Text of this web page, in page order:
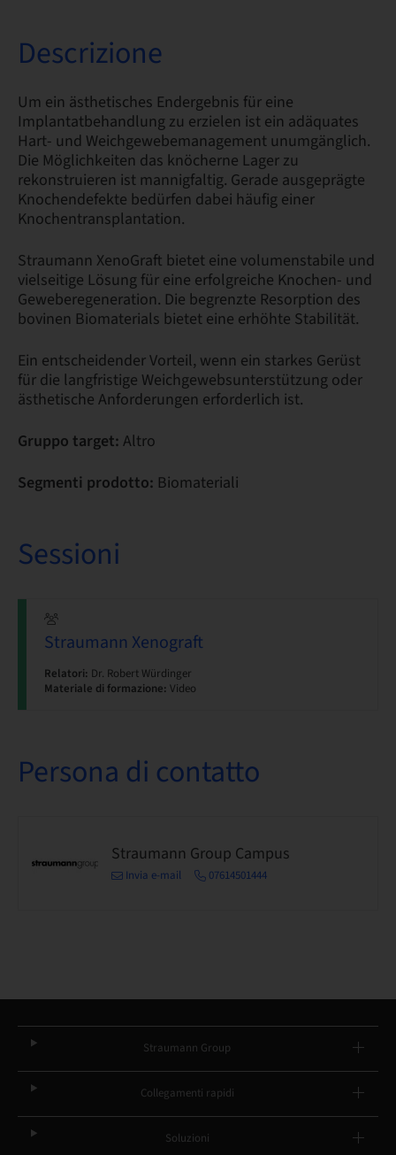
Descrizione
Um ein ästhetisches Endergebnis für eine
Implantatbehandlung zu erzielen ist ein adäquates
Hart- und Weichgewebemanagement unumgänglich.
Die Möglichkeiten das knöcherne Lager zu
rekonstruieren ist mannigfaltig. Gerade ausgeprägte
Knochendefekte bedürfen dabei häufig einer
Knochentransplantation.
Straumann XenoGraft bietet eine volumenstabile und
vielseitige Lösung für eine erfolgreiche Knochen- und
Geweberegeneration. Die begrenzte Resorption des
bovinen Biomaterials bietet eine erhöhte Stabilität.
Ein entscheidender Vorteil, wenn ein starkes Gerüst
für die langfristige Weichgewebsunterstützung oder
ästhetische Anforderungen erforderlich ist.
Gruppo target: Altro
Segmenti prodotto: Biomateriali
Sessioni
Straumann Xenograft
Relatori: Dr. Robert Würdinger
Materiale di formazione: Video
Persona di contatto
Straumann Group Campus
Invia e-mail 07614501444
Straumann Group
Collegamenti rapidi
Soluzioni